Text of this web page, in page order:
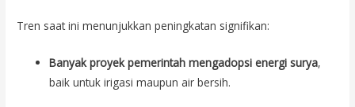
Tren saat ini menunjukkan peningkatan signifikan:
Banyak proyek pemerintah mengadopsi energi surya,
baik untuk irigasi maupun air bersih.